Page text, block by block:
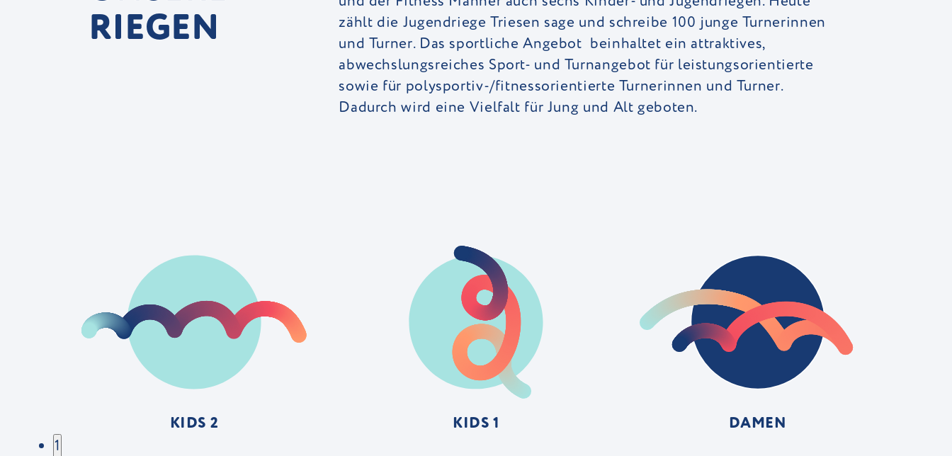
RIEGEN
zählt die Jugendriege Triesen sage und schreibe 100 junge Turnerinnen
und Turner. Das sportliche Angebot beinhaltet ein attraktives,
abwechslungsreiches Sport- und Turnangebot für leistungsorientierte
sowie für polysportiv-/fitnessorientierte Turnerinnen und Turner.
Dadurch wird eine Vielfalt für Jung und Alt geboten.
KIDS 2 KIDS 1
DAMEN
1